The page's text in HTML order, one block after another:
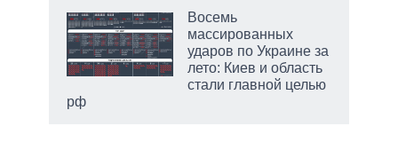
Восемь
массированных
ударов по Украине за
лето: Киев и область
стали главной целью
рф